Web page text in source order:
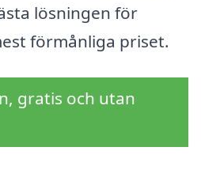
lösningen för
förmånliga priset.
gratis och utan